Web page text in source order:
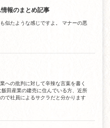
報のまとめ記事
似たような感じですよ。 マナーの悪
への批判に対して辛辣な言葉を書く
田産業の建売に住んでいる方、近所
で社員によるサクラだと分かります